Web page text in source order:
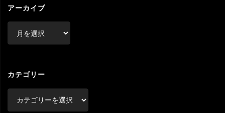
アーカイブ
ブ
カテゴリー